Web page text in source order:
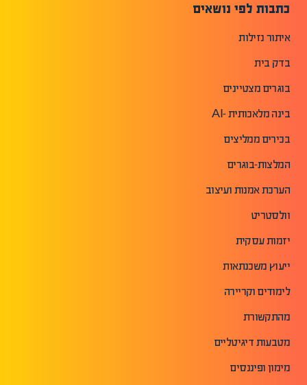
כתבות לפי נושאים
איתור נזילות
בדק בית
בוגרים מצטיינים
בינה מלאכותית -AI
בכירים ממליצים
המלצות-בוגרים
הערכת אמנות ועיצוב
וולסטריט
יזמות עסקית
ייעוץ משכנתאות
לימודים וקריירה
מהתקשורת
מטבעות דיגיטליים
מימון ופיננסים